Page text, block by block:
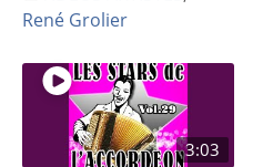
René Grolier
3:03